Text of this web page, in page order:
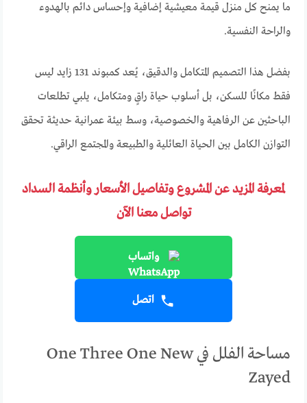
ما يمنح كل منزل قيمة معيشية إضافية وإحساس دائم بالهدوء
والراحة النفسية.
بفضل هذا التصميم المتكامل والدقيق، يُعد كمبوند 131 زايد ليس
فقط مكانًا للسكن، بل أسلوب حياة راقٍ ومتكامل، يلبي تطلعات
الباحثين عن الرفاهية والخصوصية، وسط بيئة عمرانية حديثة تحقق
التوازن الكامل بين الحياة العائلية والطبيعة والمجتمع الراقي.
لمعرفة المزيد عن المشروع وتفاصيل الأسعار وأنظمة السداد
تواصل معنا الآن
واتساب
اتصل
مساحة الفلل في One Three One New
Zayed